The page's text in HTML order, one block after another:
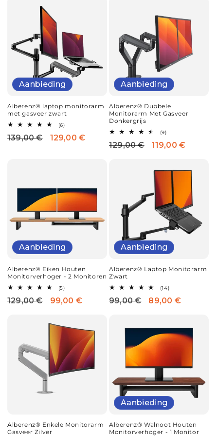
Aanbieding
Alberenz® laptop monitorarm
met gasveer zwart
(6)6
aantal
Normale
139,00 € Aanbiedingsprijs
129,00 €
Aanbieding
Alberenz® Dubbele
Monitorarm Met Gasveer
Donkergrijs
(9)9
aantal
Normale
129,00 € Aanbiedingsprijs
119,00 €
Aanbieding
Alberenz® Eiken Houten
Monitorverhoger - 2 Monitoren
(5)5
aantal
Normale
129,00 € Aanbiedingsprijs
99,00 €
Aanbieding
Alberenz® Laptop Monitorarm
Zwart
(14)14
aantal
Normale
99,00 € Aanbiedingsprijs
89,00 €
Alberenz® Enkele Monitorarm
Gasveer Zilver
Aanbieding
Alberenz® Walnoot Houten
Monitorverhoger - 1 Monitor